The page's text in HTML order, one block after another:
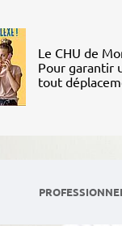
Le CHU de
Pour garantir
tout